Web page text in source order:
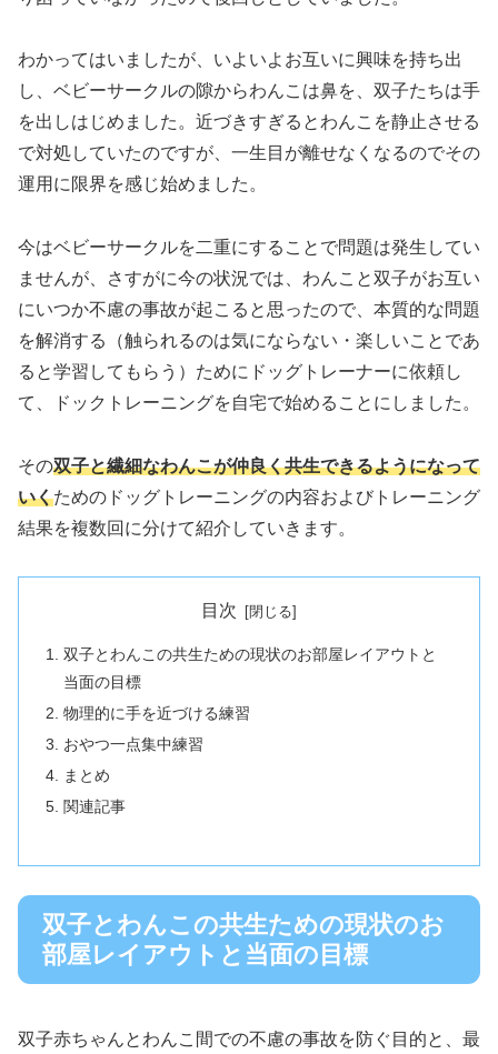
わかってはいましたが、いよいよお互いに興味を持ち出
し、ベビーサークルの隙からわんこは鼻を、双子たちは手
を出しはじめました。近づきすぎるとわんこを静止させる
で対処していたのですが、一生目が離せなくなるのでその
運用に限界を感じ始めました。
今はベビーサークルを二重にすることで問題は発生してい
ませんが、さすがに今の状況では、わんこと双子がお互い
にいつか不慮の事故が起こると思ったので、本質的な問題
を解消する（触られるのは気にならない・楽しいことであ
ると学習してもらう）ためにドッグトレーナーに依頼し
て、ドックトレーニングを自宅で始めることにしました。
その双子と繊細なわんこが仲良く共生できるようになって
いくためのドッグトレーニングの内容およびトレーニング
結果を複数回に分けて紹介していきます。
目次
双子とわんこの共生ための現状のお部屋レイアウトと
当面の目標
物理的に手を近づける練習
おやつ一点集中練習
まとめ
関連記事
双子とわんこの共生ための現状のお
部屋レイアウトと当面の目標
双子赤ちゃんとわんこ間での不慮の事故を防ぐ目的と、最